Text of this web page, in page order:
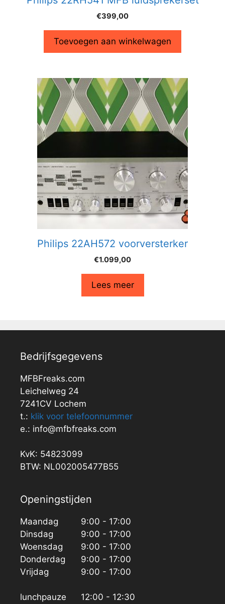
€399,00
Toevoegen aan winkelwagen
Philips 22AH572 voorversterker
€1.099,00
Lees meer
Bedrijfsgegevens
MFBFreaks.com
Leichelweg 24
7241CV Lochem
t.: klik voor telefoonnummer
e.: info@mfbfreaks.com
KvK: 54823099
BTW: NL002005477B55
Openingstijden
Maandag
Dinsdag
Woensdag
Donderdag
Vrijdag
lunchpauze
9:00 - 17:00
9:00 - 17:00
9:00 - 17:00
9:00 - 17:00
9:00 - 17:00
12:00 - 12:30